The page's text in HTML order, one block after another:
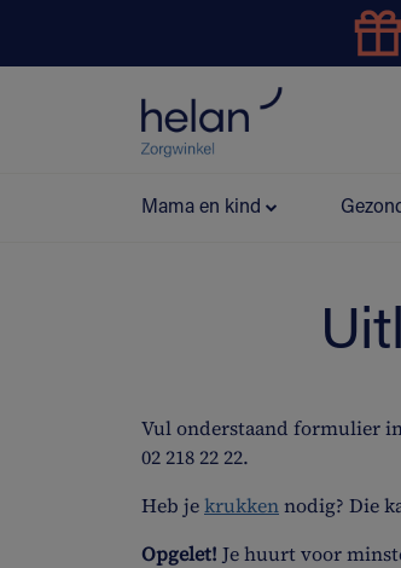
Mama en kind
Vul onderstaand formulier
02 218 22 22.
Heb jekrukkennodig? Die
Opgelet! Je huurt voor